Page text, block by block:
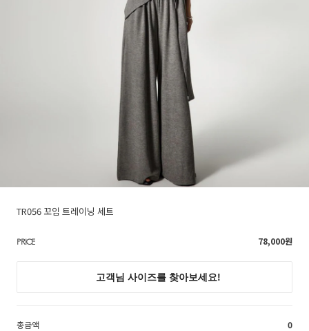
TR056 꼬임 트레이닝 세트
PRICE 78,000원
총금액 0